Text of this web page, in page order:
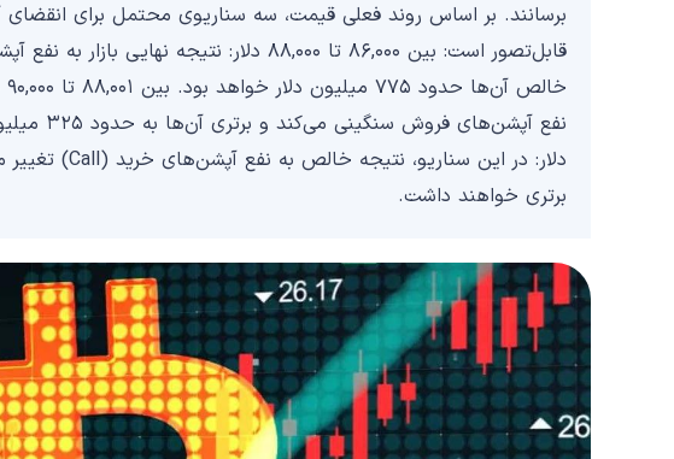
برتری خواهند داشت.